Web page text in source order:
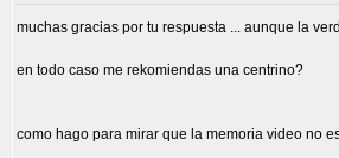
muchas gracias por tu respuesta ... aunque la
en todo caso me rekomiendas una centrino?
como hago para mirar que la memoria video no